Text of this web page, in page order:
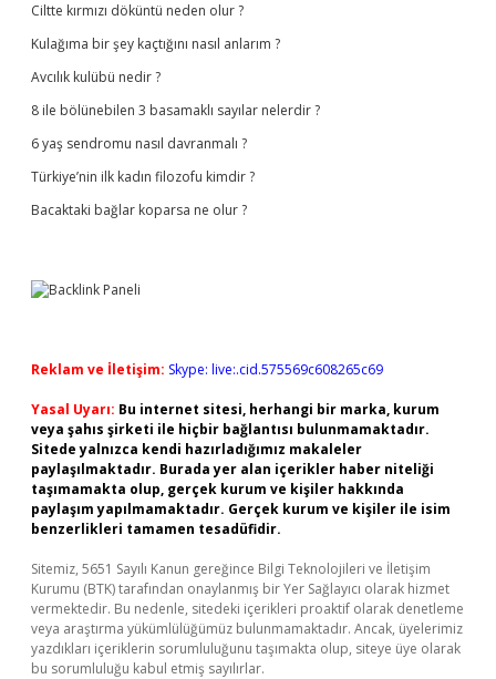
Ciltte kırmızı döküntü neden olur ?
Kulağıma bir şey kaçtığını nasıl anlarım ?
Avcılık kulübü nedir ?
8 ile bölünebilen 3 basamaklı sayılar nelerdir ?
6 yaş sendromu nasıl davranmalı ?
Türkiye’nin ilk kadın filozofu kimdir ?
Bacaktaki bağlar koparsa ne olur ?
Reklam ve İletişim: Skype: live:.cid.575569c608265c69
Yasal Uyarı: Bu internet sitesi, herhangi bir marka, kurum
veya şahıs şirketi ile hiçbir bağlantısı bulunmamaktadır.
Sitede yalnızca kendi hazırladığımız makaleler
paylaşılmaktadır. Burada yer alan içerikler haber niteliği
taşımamakta olup, gerçek kurum ve kişiler hakkında
paylaşım yapılmamaktadır. Gerçek kurum ve kişiler ile isim
benzerlikleri tamamen tesadüfidir.
Sitemiz, 5651 Sayılı Kanun gereğince Bilgi Teknolojileri ve İletişim
Kurumu (BTK) tarafından onaylanmış bir Yer Sağlayıcı olarak hizmet
vermektedir. Bu nedenle, sitedeki içerikleri proaktif olarak denetleme
veya araştırma yükümlülüğümüz bulunmamaktadır. Ancak, üyelerimiz
yazdıkları içeriklerin sorumluluğunu taşımakta olup, siteye üye olarak
bu sorumluluğu kabul etmiş sayılırlar.